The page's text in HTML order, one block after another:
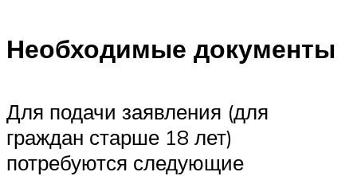
Необходимые документы
Для подачи заявления (для
граждан старше 18 лет)
потребуются следующие